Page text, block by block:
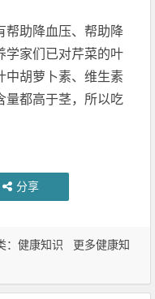
帮助降血压、帮助降
学家们已对芹菜的叶
中胡萝卜素、维生素
量都高于茎，所以吃
分享
：健康知识 更多健康知